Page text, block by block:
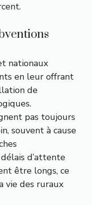
nationaux
en leur offrant
de
pas toujours
souvent à cause
d’attente
être longs, ce
vie des ruraux